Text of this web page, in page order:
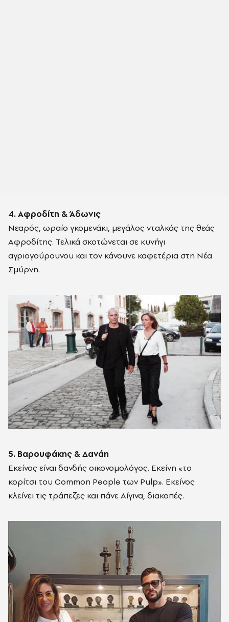
4. Αφροδίτη & Άδωνις
Νεαρός, ωραίο γκομενάκι, μεγάλος νταλκάς της θεάς
Αφροδίτης. Τελικά σκοτώνεται σε κυνήγι
αγριογούρουνου και τον κάνουνε καφετέρια στη Νέα
Σμύρνη.
5. Βαρουφάκης & Δανάη
Εκείνος είναι δανδής οικονομολόγος. Εκείνη «το
κορίτσι του Common People των Pulp». Εκείνος
κλείνει τις τράπεζες και πάνε Αίγινα, διακοπές.